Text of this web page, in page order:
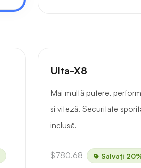
Ulta-X8
Mai multă putere,
și viteză. Securitate
inclusă.
$780.68 Salvați